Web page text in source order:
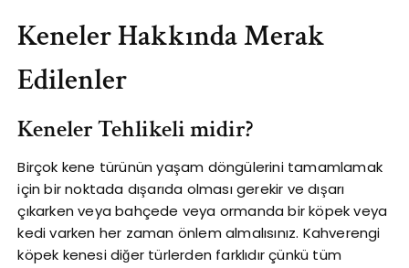
Keneler Hakkında Merak
Edilenler
Keneler Tehlikeli midir?
Birçok kene türünün yaşam döngülerini tamamlamak
için bir noktada dışarıda olması gerekir ve dışarı
çıkarken veya bahçede veya ormanda bir köpek veya
kedi varken her zaman önlem almalısınız. Kahverengi
köpek kenesi diğer türlerden farklıdır çünkü tüm